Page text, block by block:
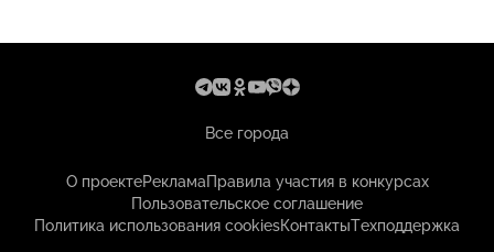
Все города
О проектеРекламаПравила участия в конкурсах
Пользовательское соглашение
Политика использования cookiesКонтактыТехподдержка